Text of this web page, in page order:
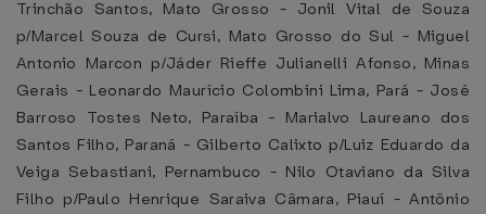
Trinchão Santos, Mato Grosso - Jonil Vital de Souza
p/Marcel Souza de Cursi, Mato Grosso do Sul - Miguel
Antonio Marcon p/Jáder Rieffe Julianelli Afonso, Minas
Gerais - Leonardo Maurício Colombini Lima, Pará - José
Barroso Tostes Neto, Paraíba - Marialvo Laureano dos
Santos Filho, Paraná - Gilberto Calixto p/Luiz Eduardo da
Veiga Sebastiani, Pernambuco - Nilo Otaviano da Silva
Filho p/Paulo Henrique Saraiva Câmara, Piauí - Antônio